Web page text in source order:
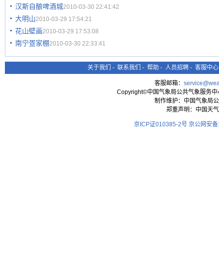
汉斯自酿啤酒城2010-03-30 22:41:42
大明山2010-03-29 17:54:21
花山壁画2010-03-29 17:53:08
南宁疍家棚2010-03-30 22:33:41
关于我们 - 联系我们 - 帮助 - 人员招聘 - 客服中心
客服邮箱：
Copyright©中国气象局公共气象服务
制作维护：中国气象局
郑重声明：中国天
京ICP证010385-2号 京公网安